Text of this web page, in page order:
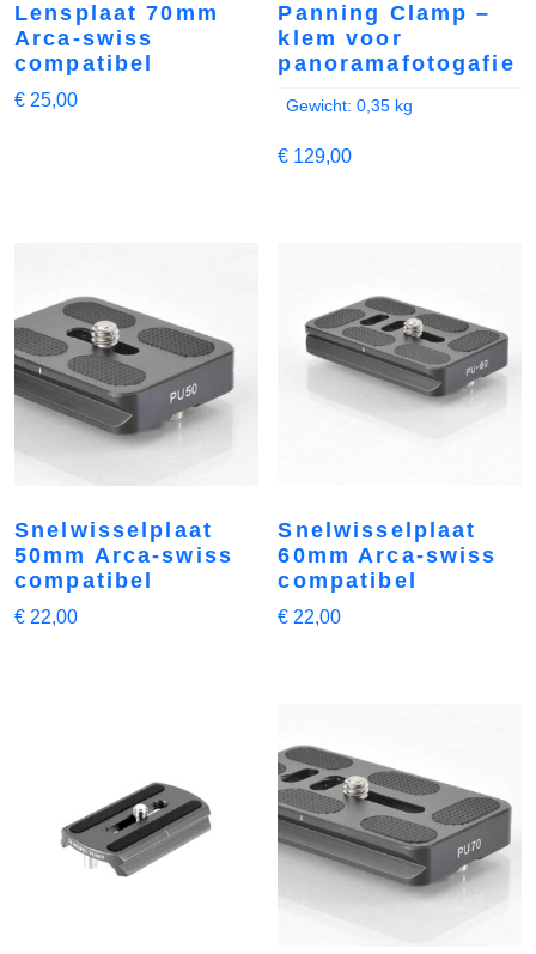
Lensplaat 70mm
Arca-swiss
compatibel
€ 25,00
Panning Clamp –
klem voor
panoramafotogafie
Gewicht: 0,35 kg
€ 129,00
Snelwisselplaat
50mm Arca-swiss
compatibel
€ 22,00
Snelwisselplaat
60mm Arca-swiss
compatibel
€ 22,00